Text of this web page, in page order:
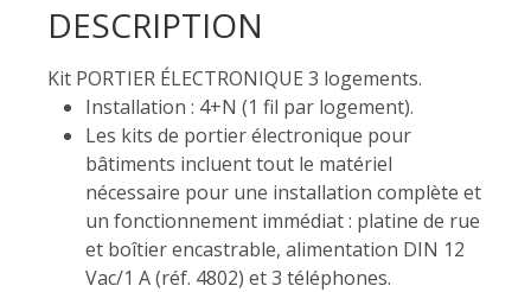
DESCRIPTION
Kit PORTIER ÉLECTRONIQUE 3 logements.
Installation : 4+N (1 fil par logement).
Les kits de portier électronique pour
bâtiments incluent tout le matériel
nécessaire pour une installation complète et
un fonctionnement immédiat : platine de rue
et boîtier encastrable, alimentation DIN 12
Vac/1 A (réf. 4802) et 3 téléphones.